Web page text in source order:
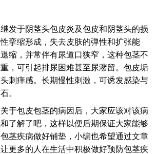
于阴茎头包皮炎及包皮和阴茎头的损
挛缩形成，失去皮肤的弹性和扩张能
缩，并常伴有尿道口狭窄，这种包茎不
，可引起排尿困难甚至尿潴留。包皮垢
刺痒感。长期慢性刺激，可诱发感染与
。
包皮包茎的病因后，大家应该对该病
了解了吧，这样以便后期保证大家能够
茎疾病做好铺垫，小编也希望通过文章
更多的人在生活中积极做好预防包茎疾